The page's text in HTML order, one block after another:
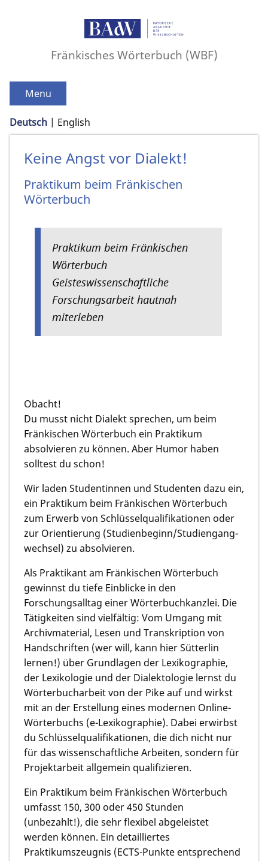
Fränkisches Wörterbuch (WBF)
Menu
Deutsch English
Keine Angst vor Dialekt!
Praktikum beim Fränkischen
Wörterbuch
Praktikum beim Fränkischen
Wörterbuch
Geisteswissenschaftliche
Forschungsarbeit hautnah
miterleben
Obacht!
Du musst nicht Dialekt sprechen, um beim
Fränkischen Wörterbuch ein Praktikum
absolvieren zu können. Aber Humor haben
solltest du schon!
Wir laden Studentinnen und Studenten dazu ein,
ein Praktikum beim Fränkischen Wörterbuch
zum Erwerb von Schlüsselqualifikationen oder
zur Orientierung (Studienbeginn/Studiengang­
wechsel) zu absolvieren.
Als Praktikant am Fränkischen Wörterbuch
gewinnst du tiefe Einblicke in den
Forschungsalltag einer Wörterbuchkanzlei. Die
Tätigkeiten sind vielfältig: Vom Umgang mit
Archivmaterial, Lesen und Transkription von
Handschriften (wer will, kann hier Sütterlin
lernen!) über Grundlagen der Lexikographie,
der Lexikologie und der Dialektologie lernst du
Wörterbucharbeit von der Pike auf und wirkst
mit an der Erstellung eines modernen Online-
Wörterbuchs (e-Lexikographie). Dabei erwirbst
du Schlüsselqualifikationen, die dich nicht nur
für das wissenschaftliche Arbeiten, sondern für
Projektarbeit allgemein qualifizieren.
Ein Praktikum beim Fränkischen Wörterbuch
umfasst 150, 300 oder 450 Stunden
(unbezahlt!), die sehr flexibel abgeleistet
werden können. Ein detailliertes
Praktikumszeugnis (ECTS-Punkte entsprechend